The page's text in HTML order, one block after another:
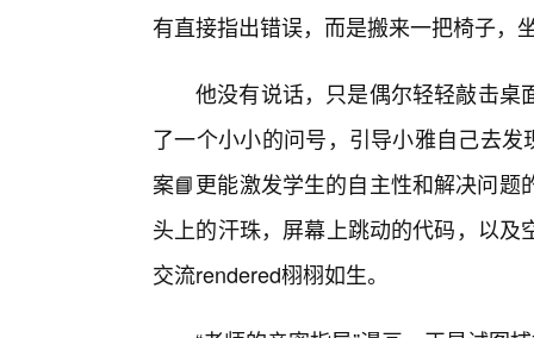
有直接指出错误，而是搬来一把椅子，
他没有说话，只是偶尔轻轻敲击桌
了一个小小的问号，引导小雅自己去
案📘更能激发学生的自主性和解决问
头上的汗珠，屏幕上跳动的代码，以
交流rendered栩栩如生。